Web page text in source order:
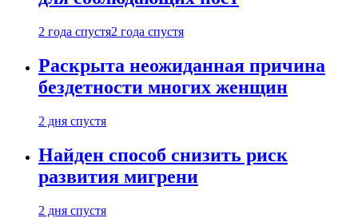
2 года спустя2 года спустя
Раскрыта неожиданная причина
бездетности многих женщин
2 дня спустя
Найден способ снизить риск
развития мигрени
2 дня спустя